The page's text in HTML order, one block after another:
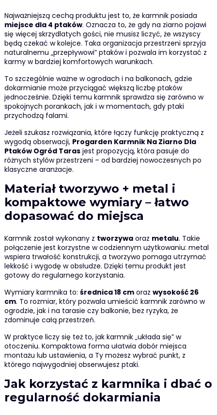
Najważniejszą cechą produktu jest to, że karmnik posiada
miejsce dla 4 ptaków. Oznacza to, że gdy na ziarno pojawi
się więcej skrzydlatych gości, nie musisz liczyć, że wszyscy
będą czekać w kolejce. Taka organizacja przestrzeni sprzyja
naturalnemu „przepływowi” ptaków i pozwala im korzystać z
karmy w bardziej komfortowych warunkach.
To szczególnie ważne w ogrodach i na balkonach, gdzie
dokarmianie może przyciągać większą liczbę ptaków
jednocześnie. Dzięki temu karmnik sprawdza się zarówno w
spokojnych porankach, jak i w momentach, gdy ptaki
przychodzą falami.
Jeżeli szukasz rozwiązania, które łączy funkcję praktyczną z
wygodą obserwacji, Progarden Karmnik Na Ziarno Dla
Ptaków Ogród Tarasjest propozycją, która pasuje do
różnych stylów przestrzeni – od bardziej nowoczesnych po
klasyczne aranżacje.
Materiał tworzywo + metal i
kompaktowe wymiary – łatwo
dopasować do miejsca
Karmnik został wykonany z tworzywaoraz metalu. Takie
połączenie jest korzystne w codziennym użytkowaniu: metal
wspiera trwałość konstrukcji, a tworzywo pomaga utrzymać
lekkość i wygodę w obsłudze. Dzięki temu produkt jest
gotowy do regularnego korzystania.
Wymiary karmnika to: średnica 18 cmoraz wysokość 26
cm. To rozmiar, który pozwala umieścić karmnik zarówno w
ogrodzie, jak i na tarasie czy balkonie, bez ryzyka, że
zdominuje całą przestrzeń.
W praktyce liczy się też to, jak karmnik „układa się” w
otoczeniu. Kompaktowa forma ułatwia dobór miejsca
montażu lub ustawienia, a Ty możesz wybrać punkt, z
którego najwygodniej obserwujesz ptaki.
Jak korzystać z karmnika i dbać o
regularność dokarmiania